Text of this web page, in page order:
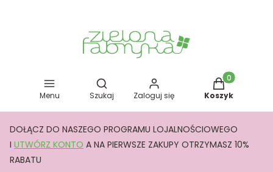
Menu
Otwórz wyszukiwarkę
Szukaj Zaloguj się
Produkty w
Koszyk
DOŁĄCZ DO NASZEGO PROGRAMU LOJALNOŚCIOWEGO
I UTWÓRZ KONTO A NA PIERWSZE ZAKUPY OTRZYMASZ 10%
RABATU